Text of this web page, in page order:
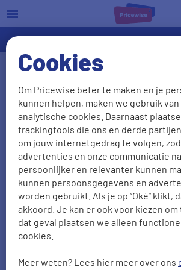
Cookies
Om Pricewise beter te maken en je
kunnen helpen, maken we gebruik
analytische cookies. Daarnaast
trackingtools die ons en derde
om jouw internetgedrag te volgen,
advertenties en onze communicatie
persoonlijker en relevanter kunnen
kunnen persoonsgegevens en
worden gebruikt. Als je op “Oké” klikt,
akkoord. Je kan er ook voor kiezen om
dat geval plaatsen we alleen
cookies.
Meer weten? Lees hier meer over ons
overstappers
We waarderen het als onze klanten
van ons vinden. Het liefst zien we
tevreden bent, maar ook kritiek is
leren we van! Zo kunnen we je in
alleen maar beter van dienst zijn.
38011ervaringen metonze
NPS